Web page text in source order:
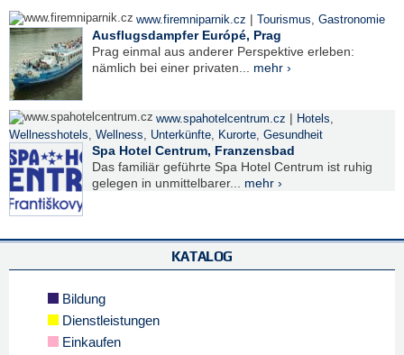
www.firemniparnik.cz | Tourismus, Gastronomie
Ausflugsdampfer Európé, Prag
Prag einmal aus anderer Perspektive erleben:
nämlich bei einer privaten... mehr ›
www.spahotelcentrum.cz | Hotels,
Wellnesshotels, Wellness, Unterkünfte, Kurorte, Gesundheit
Spa Hotel Centrum, Franzensbad
Das familiär geführte Spa Hotel Centrum ist ruhig
gelegen in unmittelbarer... mehr ›
KATALOG
Bildung
Dienstleistungen
Einkaufen